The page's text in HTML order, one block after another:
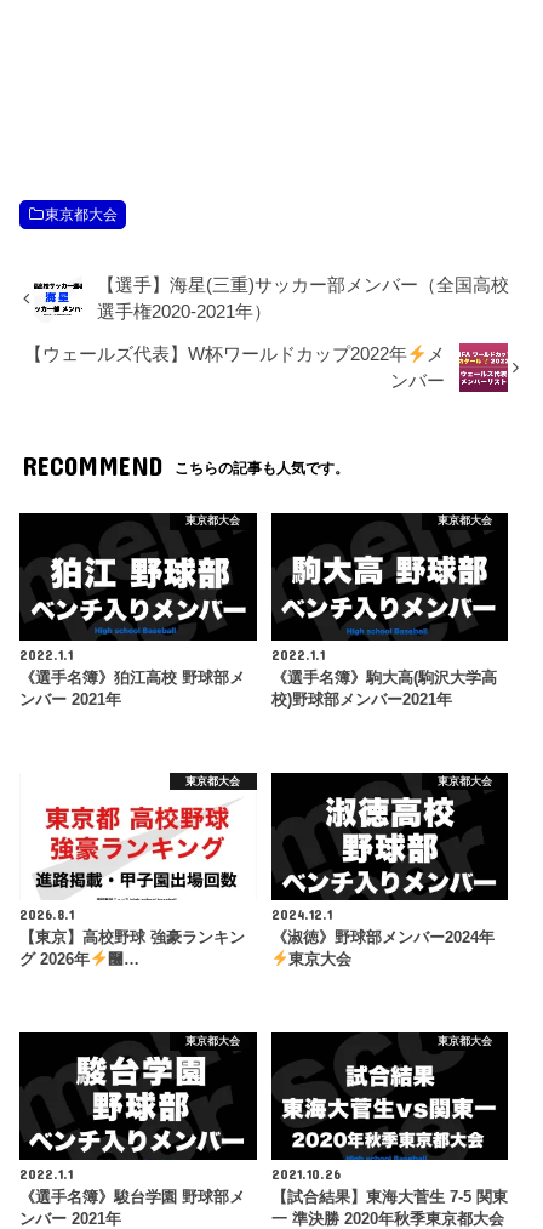
東京都大会
【選手】海星(三重)サッカー部メンバー（全国高校
選手権2020-2021年）
【ウェールズ代表】W杯ワールドカップ2022年
メ
ンバー
RECOMMEND こちらの記事も人気です。
東京都大会
2022.1.1
《選手名簿》狛江高校 野球部メ
ンバー 2021年
東京都大会
2022.1.1
《選手名簿》駒大高(駒沢大学高
校)野球部メンバー2021年
東京都大会
2026.8.1
【東京】高校野球 強豪ランキン
グ 2026年
࿠…
東京都大会
2024.12.1
《淑徳》野球部メンバー2024年
東京大会
東京都大会
2022.1.1
《選手名簿》駿台学園 野球部メ
ンバー 2021年
東京都大会
2021.10.26
【試合結果】東海大菅生 7-5 関東
一 準決勝 2020年秋季東京都大会